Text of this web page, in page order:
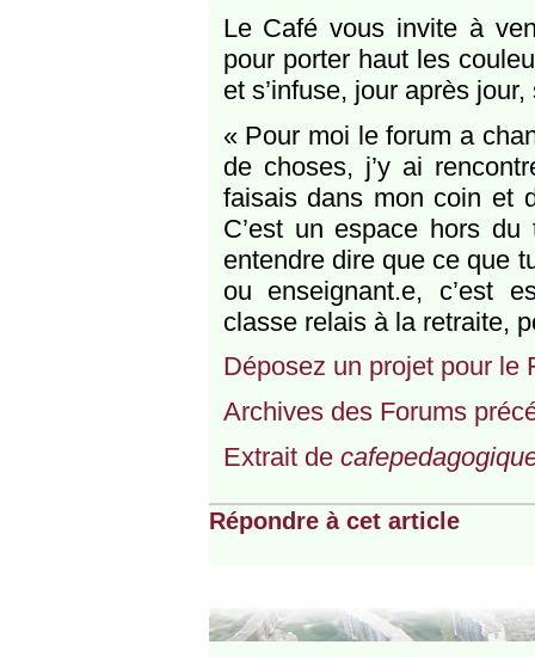
Le Café vous invite à
pour porter haut les
et s’infuse, jour après
« Pour moi le forum a
de choses, j’y ai
faisais dans mon coin et
C’est un espace hors
entendre dire que ce que
ou enseignant.e, c’est
classe relais à la retraite,
Déposez un projet pour le
Archives des Forums
Extrait de
Répondre à cet article